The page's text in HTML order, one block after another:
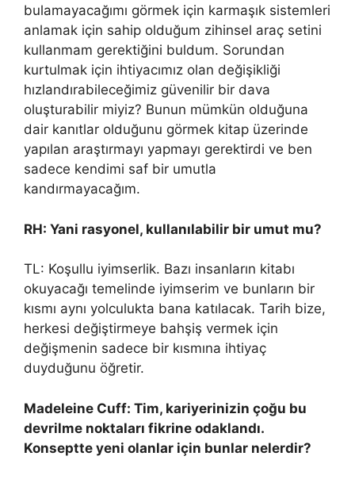
bulamayacağımı görmek için karmaşık sistemleri
anlamak için sahip olduğum zihinsel araç setini
kullanmam gerektiğini buldum. Sorundan
kurtulmak için ihtiyacımız olan değişikliği
hızlandırabileceğimiz güvenilir bir dava
oluşturabilir miyiz? Bunun mümkün olduğuna
dair kanıtlar olduğunu görmek kitap üzerinde
yapılan araştırmayı yapmayı gerektirdi ve ben
sadece kendimi saf bir umutla
kandırmayacağım.
RH: Yani rasyonel, kullanılabilir bir umut mu?
TL: Koşullu iyimserlik. Bazı insanların kitabı
okuyacağı temelinde iyimserim ve bunların bir
kısmı aynı yolculukta bana katılacak. Tarih bize,
herkesi değiştirmeye bahşiş vermek için
değişmenin sadece bir kısmına ihtiyaç
duyduğunu öğretir.
Madeleine Cuff: Tim, kariyerinizin çoğu bu
devrilme noktaları fikrine odaklandı.
Konseptte yeni olanlar için bunlar nelerdir?